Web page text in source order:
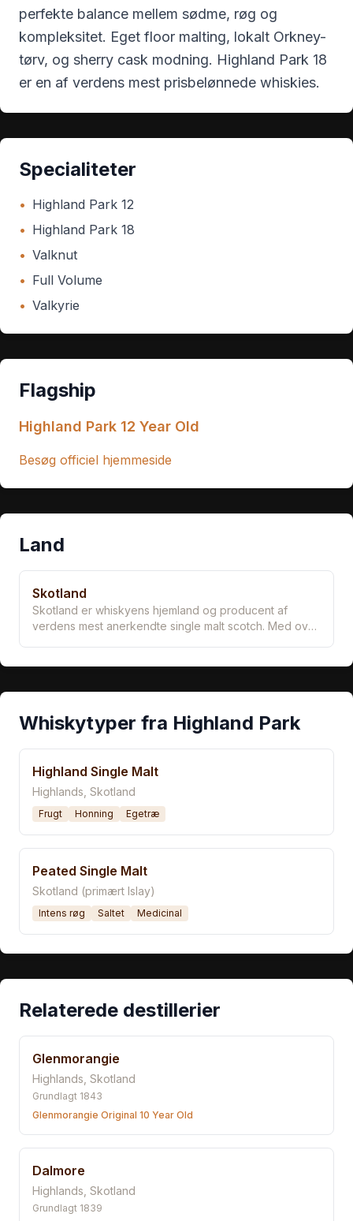
perfekte balance mellem sødme, røg og
kompleksitet. Eget floor malting, lokalt Orkney-
tørv, og sherry cask modning. Highland Park 18
er en af verdens mest prisbelønnede whiskies.
Specialiteter
• Highland Park 12
• Highland Park 18
• Valknut
• Full Volume
• Valkyrie
Flagship
Highland Park 12 Year Old
Besøg officiel hjemmeside
Land
Skotland
Skotland er whiskyens hjemland og producent af
verdens mest anerkendte single malt scotch. Med over
Whiskytyper fra Highland Park
Highland Single Malt
Highlands, Skotland
Frugt Honning Egetræ
Peated Single Malt
Skotland (primært Islay)
Intens røg Saltet Medicinal
Relaterede destillerier
Glenmorangie
Highlands Skotland
Grundlagt 1843
Glenmorangie Original 10 Year Old
Dalmore
Highlands Skotland
Grundlagt 1839